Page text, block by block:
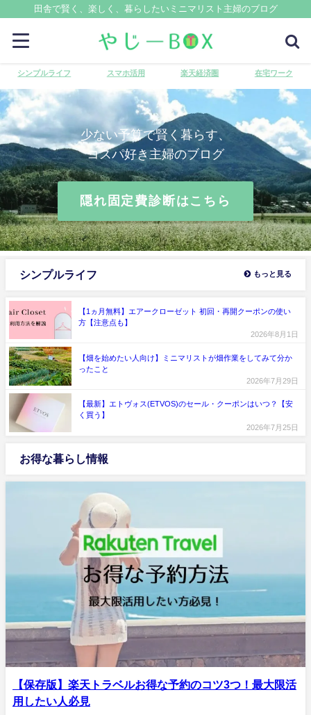
田舎で賢く、楽しく、暮らしたいミニマリスト主婦のブログ
シンプルライフ スマホ活用 楽天経済圏 在宅ワーク
少ない予算で賢く暮らす、
コスパ好き主婦のブログ
隠れ固定費診断はこちら
シンプルライフ もっと見る
2026年8月1日
【1ヵ月無料】エアークローゼット 初回・再開クーポンの使い
方【注意点も】
2026年7月29日
【畑を始めたい人向け】ミニマリストが畑作業をしてみて分か
ったこと
2026年7月25日
【最新】エトヴォス(ETVOS)のセール・クーポンはいつ？【安
く買う】
お得な暮らし情報
【保存版】楽天トラベルお得な予約のコツ3つ！最大限活
用したい人必見